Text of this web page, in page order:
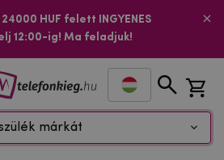
HUF felett INGYENES
12:00-ig! Ma feladjuk!
márkát